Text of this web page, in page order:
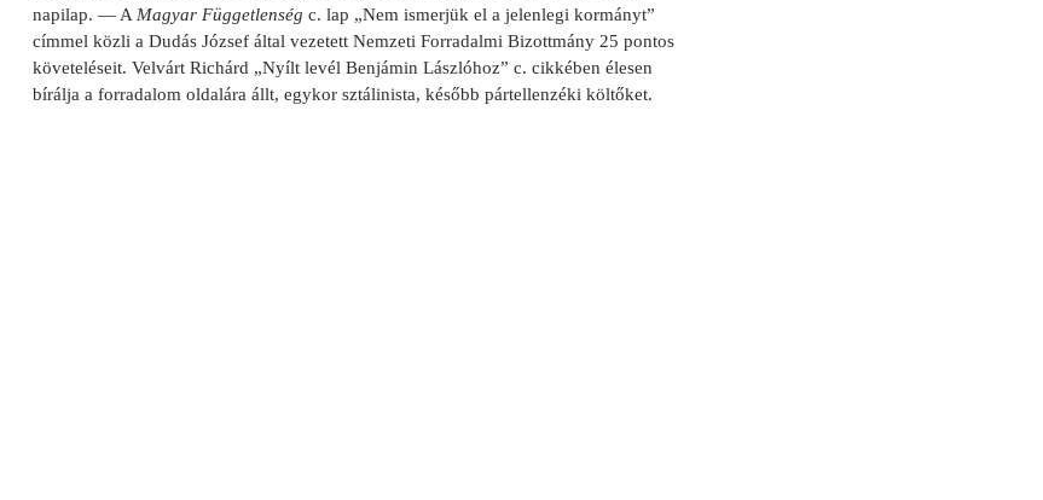
napilap. — A Magyar Függetlenség c. lap „Nem ismerjük el a jelenlegi kormányt”
címmel közli a Dudás József által vezetett Nemzeti Forradalmi Bizottmány 25 pontos
követeléseit. Velvárt Richárd „Nyílt levél Benjámin Lászlóhoz” c. cikkében élesen
bírálja a forradalom oldalára állt, egykor sztálinista, később pártellenzéki költőket.